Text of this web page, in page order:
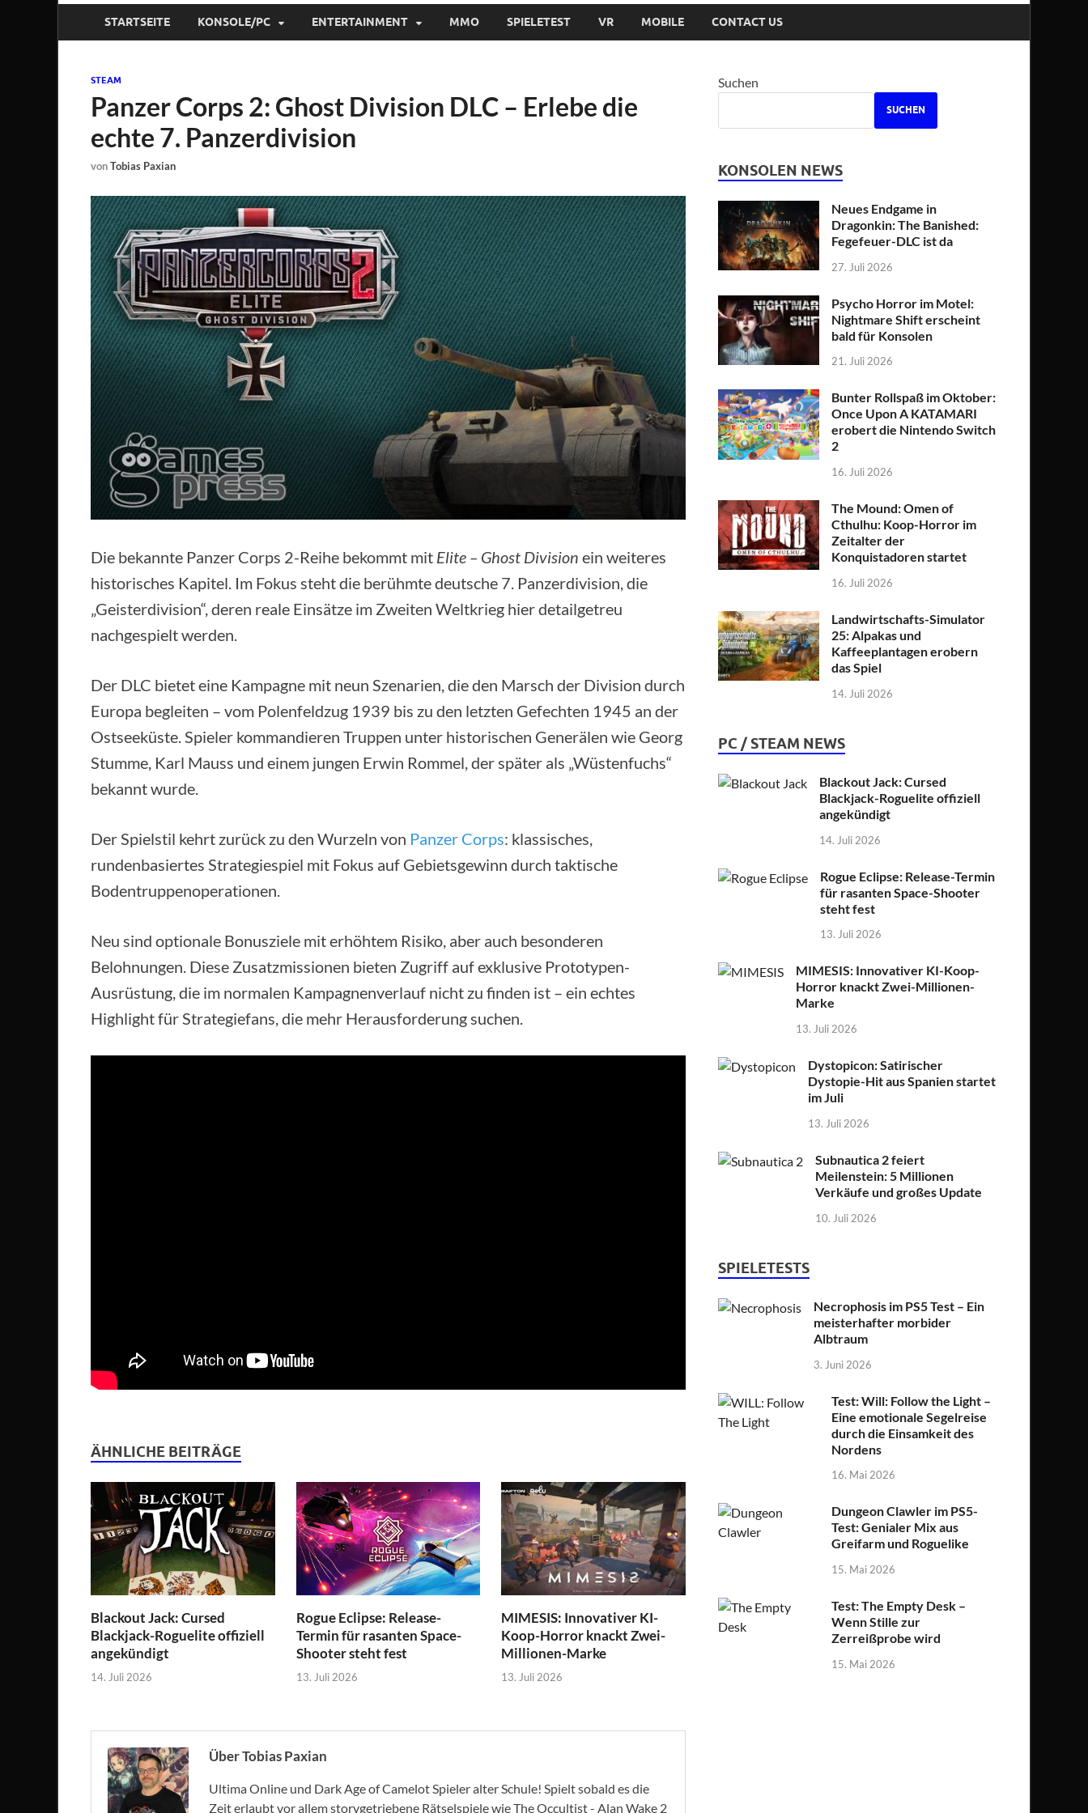
STARTSEITE KONSOLE/PC ENTERTAINMENT MMO SPIELETEST VR MOBILE CONTACT US
STEAM
Panzer Corps 2: Ghost Division DLC – Erlebe die
echte 7. Panzerdivision
vonTobias Paxian
Die bekannte Panzer Corps 2-Reihe bekommt mit Elite – Ghost Division ein weiteres
historisches Kapitel. Im Fokus steht die berühmte deutsche 7. Panzerdivision, die
„Geisterdivision“, deren reale Einsätze im Zweiten Weltkrieg hier detailgetreu
nachgespielt werden.
Der DLC bietet eine Kampagne mit neun Szenarien, die den Marsch der Division durch
Europa begleiten – vom Polenfeldzug 1939 bis zu den letzten Gefechten 1945 an der
Ostseeküste. Spieler kommandieren Truppen unter historischen Generälen wie Georg
Stumme, Karl Mauss und einem jungen Erwin Rommel, der später als „Wüstenfuchs“
bekannt wurde.
Der Spielstil kehrt zurück zu den Wurzeln von Panzer Corps: klassisches,
rundenbasiertes Strategiespiel mit Fokus auf Gebietsgewinn durch taktische
Bodentruppenoperationen.
Neu sind optionale Bonusziele mit erhöhtem Risiko, aber auch besonderen
Belohnungen. Diese Zusatzmissionen bieten Zugriff auf exklusive Prototypen-
Ausrüstung, die im normalen Kampagnenverlauf nicht zu finden ist – ein echtes
Highlight für Strategiefans, die mehr Herausforderung suchen.
ÄHNLICHE BEITRÄGE
Blackout Jack: Cursed
Blackjack-Roguelite offiziell
angekündigt
14. Juli 2026
Rogue Eclipse: Release-
Termin für rasanten Space-
Shooter steht fest
13. Juli 2026
MIMESIS: Innovativer KI-
Koop-Horror knackt Zwei-
Millionen-Marke
13. Juli 2026
Über Tobias Paxian
Ultima Online und Dark Age of Camelot Spieler alter Schule! Spielt sobald es die
Zeit erlaubt vor allem storygetriebene Rätselspiele wie The Occultist - Alan Wake 2
Suchen
SUCHEN
KONSOLEN NEWS
Neues Endgame in
Dragonkin: The Banished:
Fegefeuer-DLC ist da
27. Juli 2026
Psycho Horror im Motel:
Nightmare Shift erscheint
bald für Konsolen
21. Juli 2026
Bunter Rollspaß im Oktober:
Once Upon A KATAMARI
erobert die Nintendo Switch
2
16. Juli 2026
The Mound: Omen of
Cthulhu: Koop-Horror im
Zeitalter der
Konquistadoren startet
16. Juli 2026
Landwirtschafts-Simulator
25: Alpakas und
Kaffeeplantagen erobern
das Spiel
14. Juli 2026
PC / STEAM NEWS
Blackout Jack: Cursed
Blackjack-Roguelite offiziell
angekündigt
14. Juli 2026
Rogue Eclipse: Release-Termin
für rasanten Space-Shooter
steht fest
13. Juli 2026
MIMESIS: Innovativer KI-Koop-
Horror knackt Zwei-Millionen-
Marke
13. Juli 2026
Dystopicon: Satirischer
Dystopie-Hit aus Spanien startet
im Juli
13. Juli 2026
Subnautica 2 feiert
Meilenstein: 5 Millionen
Verkäufe und großes Update
10. Juli 2026
SPIELETESTS
Necrophosis im PS5 Test – Ein
meisterhafter morbider
Albtraum
3. Juni 2026
Test: Will: Follow the Light –
Eine emotionale Segelreise
durch die Einsamkeit des
Nordens
16. Mai 2026
Dungeon Clawler im PS5-
Test: Genialer Mix aus
Greifarm und Roguelike
15. Mai 2026
Test: The Empty Desk –
Wenn Stille zur
Zerreißprobe wird
15. Mai 2026